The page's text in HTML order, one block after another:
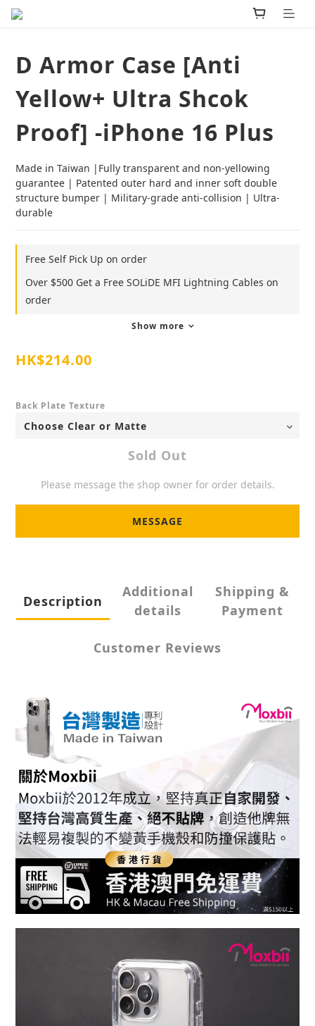
D Armor Case [Anti
Yellow+ Ultra Shcok
Proof] -iPhone 16 Plus
Made in Taiwan |Fully transparent and non-yellowing
guarantee | Patented outer hard and inner soft double
structure bumper | Military-grade anti-collision | Ultra-
durable
Free Self Pick Up on order
Over $500 Get a Free SOLiDE MFI Lightning Cables on
order
Show more
HK$214.00
Back Plate Texture
Sold Out
Please message the shop owner for order details.
MESSAGE
Description
Additional
details
Shipping &
Payment
Customer Reviews